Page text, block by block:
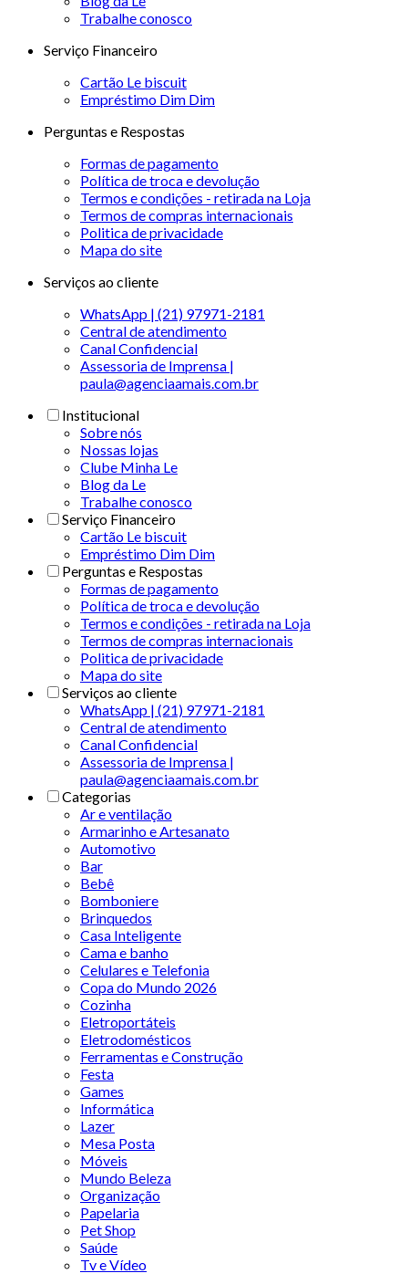
Trabalhe conosco
Serviço Financeiro
Cartão Le biscuit
Empréstimo Dim Dim
Perguntas e Respostas
Formas de pagamento
Política de troca e devolução
Termos e condições - retirada na Loja
Termos de compras internacionais
Politica de privacidade
Mapa do site
Serviços ao cliente
WhatsApp | (21) 97971-2181
Central de atendimento
Canal Confidencial
Assessoria de Imprensa |
paula@agenciaamais.com.br
Institucional
Sobre nós
Nossas lojas
Clube Minha Le
Blog da Le
Trabalhe conosco
Serviço Financeiro
Cartão Le biscuit
Empréstimo Dim Dim
Perguntas e Respostas
Formas de pagamento
Política de troca e devolução
Termos e condições - retirada na Loja
Termos de compras internacionais
Politica de privacidade
Mapa do site
Serviços ao cliente
WhatsApp | (21) 97971-2181
Central de atendimento
Canal Confidencial
Assessoria de Imprensa |
paula@agenciaamais.com.br
Categorias
Ar e ventilação
Armarinho e Artesanato
Automotivo
Bar
Bebê
Bomboniere
Brinquedos
Casa Inteligente
Cama e banho
Celulares e Telefonia
Copa do Mundo 2026
Cozinha
Eletroportáteis
Eletrodomésticos
Ferramentas e Construção
Festa
Games
Informática
Lazer
Mesa Posta
Móveis
Mundo Beleza
Organização
Papelaria
Pet Shop
Saúde
Tv e Vídeo